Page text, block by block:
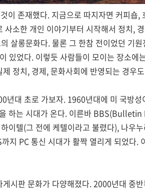
이 존재했다. 지금으로 따지자면 커피숍
사소한 개인 이야기부터 시작해서 정치,
살롱문화다. 물론 그 한참 전이었던 기
있었다. 이렇듯 사람들이 모이는 장소
정치, 경제, 문화사회에 반영되는 경우
년대 초로 가보자. 1960년대에 미 국방
하는 시대가 온다. 이른바
이텔(그 전에 케텔이라고 불렸다), 나우
지 PC 통신 시대가 활짝 열리게 되었다.
시판 문화가 다양해졌다. 2000년대 중